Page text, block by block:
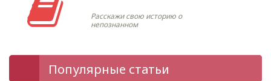
Расскажи свою историю о
непознанном
Популярные статьи